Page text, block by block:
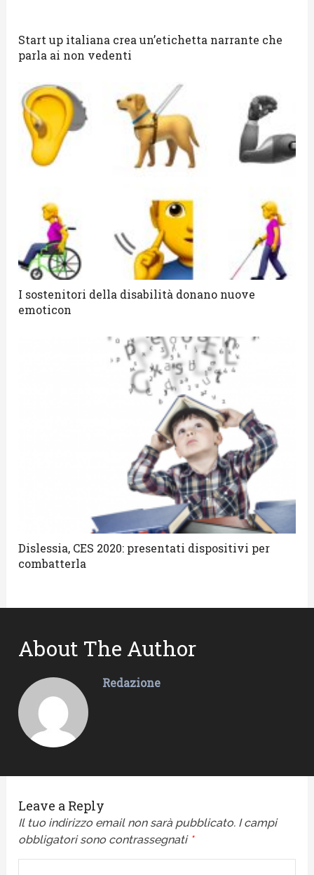
Start up italiana crea un’etichetta narrante che
parla ai non vedenti
I sostenitori della disabilità donano nuove
emoticon
Dislessia, CES 2020: presentati dispositivi per
combatterla
About The Author
Redazione
Leave a Reply
Il tuo indirizzo email non sarà pubblicato. I campi
obbligatori sono contrassegnati *